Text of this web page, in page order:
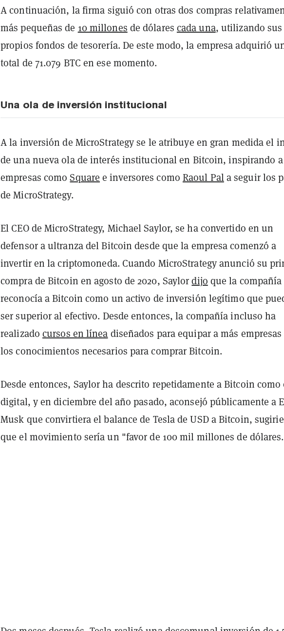
A continuación, la firma siguió con otras dos compras
más pequeñas de 10 millones de dólares cada una, utilizando sus
propios fondos de tesorería. De este modo, la empresa adquirió
total de 71.079 BTC en ese momento.
Una ola de inversión institucional
A la inversión de MicroStrategy se le atribuye en gran medida el
de una nueva ola de interés institucional en Bitcoin, inspirando a
empresas comoSquare e inversores como Raoul Pala seguir los
de MicroStrategy.
El CEO de MicroStrategy, Michael Saylor, se ha convertido en un
defensor a ultranza del Bitcoin desde que la empresa comenzó a
invertir en la criptomoneda. Cuando MicroStrategy anunció su
compra de Bitcoin en agosto de 2020, Saylordijo que la compañía
reconocía a Bitcoin como un activo de inversión legítimo que
ser superior al efectivo. Desde entonces, la compañía incluso ha
realizado cursos en línea diseñados para equipar a más
los conocimientos necesarios para comprar Bitcoin.
Desde entonces, Saylor ha descrito repetidamente a Bitcoin como
digital, y en diciembre del año pasado, aconsejó públicamente a
Musk que convirtiera el balance de Tesla de USD a Bitcoin,
que el movimiento sería un "favor de 100 mil millones de